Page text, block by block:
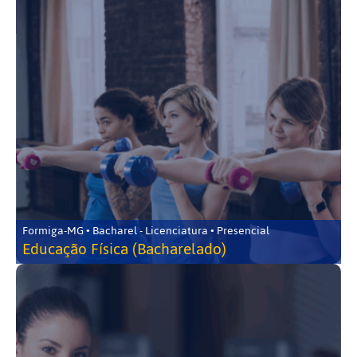
Formiga-MG • Bacharel - Licenciatura • Presencial
Educação Física (Bacharelado)